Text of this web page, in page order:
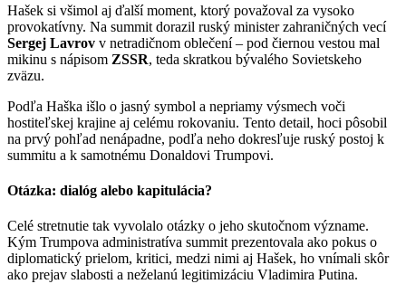
Hašek si všimol aj ďalší moment, ktorý považoval za vysoko
provokatívny. Na summit dorazil ruský minister zahraničných vecí
Sergej Lavrov v netradičnom oblečení – pod čiernou vestou mal
mikinu s nápisom ZSSR, teda skratkou bývalého Sovietskeho
zväzu.
Podľa Haška išlo o jasný symbol a nepriamy výsmech voči
hostiteľskej krajine aj celému rokovaniu. Tento detail, hoci pôsobil
na prvý pohľad nenápadne, podľa neho dokresľuje ruský postoj k
summitu a k samotnému Donaldovi Trumpovi.
Otázka: dialóg alebo kapitulácia?
Celé stretnutie tak vyvolalo otázky o jeho skutočnom význame.
Kým Trumpova administratíva summit prezentovala ako pokus o
diplomatický prielom, kritici, medzi nimi aj Hašek, ho vnímali skôr
ako prejav slabosti a neželanú legitimizáciu Vladimira Putina.